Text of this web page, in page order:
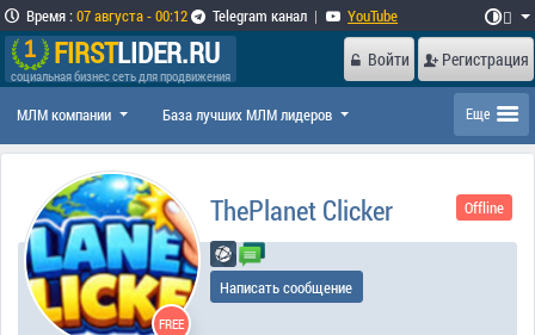
Время:07 августа - 00:12 Telegram канал | YouTube 
FIRSTLIDER.RU
социальная бизнес сеть для продвижения
Войти Регистрация
МЛМ компании База лучших МЛМ лидеров Еще
FREE
ThePlanet Clicker Offline
Написать сообщение